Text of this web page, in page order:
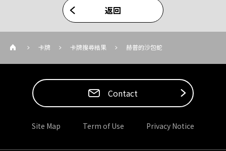
返回
卡牌 卡牌搜尋結果 赫普的沙包蛇
Contact
Site Map Term of Use Privacy Notice